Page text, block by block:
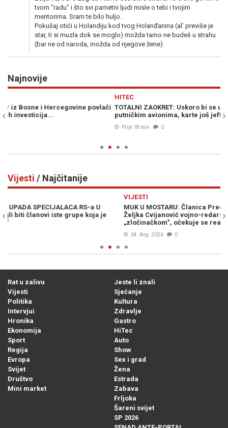
tvom “radu” i što svi pametni ljudi misle o tebi i tvojim
mentorima. Sram te bilo huljo.
Pokušaj otići u Holandiju kod tvog Holanđanina (al’ previše je
star, ti si muzla dok se moglo) možda tamo ne budeš u strahu
(bar ne od naroda, možda od njegove žene)
Najnovije
TOTALNI ZAOKRET: Uskoro bi se u Europi moglo letjeti elektičnim
putničkim avionima, karte još jeftinije...
Vijesti / Najčitanije
MUK U MOSTARU: Članica Predsjedništva Bosne i Hercegovine
Željka Cvijanović vojno-redarstvenu akciju „Oluja“ nazvala
„zločinačkom“, očekuje se reakcija iz Zagreba...
Rat u zalivu
Vijesti
Politika
Intervjui
Hronika
Ekonomija
Sport
Regija
Evropa
Svijet
Društvo
Mini market
Jeste li znali
Sjećanje
Kultura
Zdravlje
Gastro
HiTec
Auto
Show
Sex i grad
Žena
Estrada
Zabava
Frljoka
Šareni svijet
SP 2026